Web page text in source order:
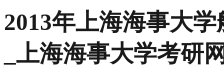
2013年上海海事大
_上海海事大学考研